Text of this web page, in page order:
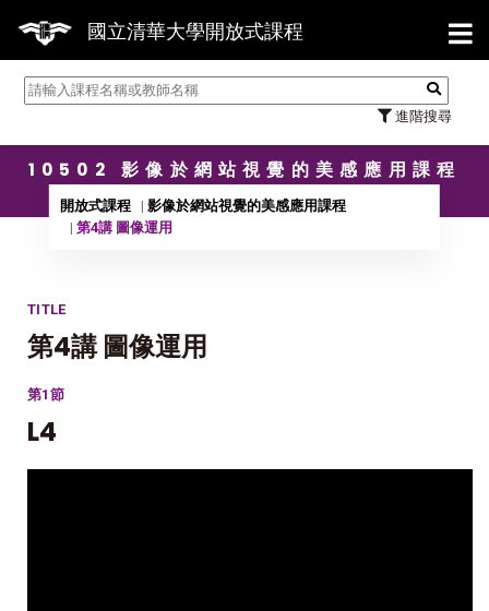
國立清華大學開放式課程
進階搜尋
【
10502 影像於網站視覺的美感應用課程
開放式課程
影像於網站視覺的美感應用課程
第4講 圖像運用
TITLE
第4講 圖像運用
第1節
L4